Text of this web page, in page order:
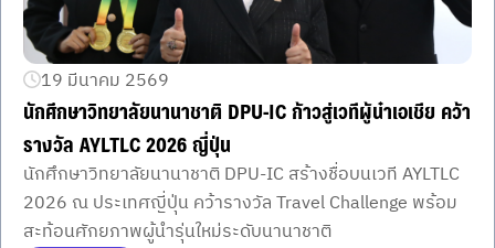
19 มีนาคม 2569
นักศึกษาวิทยาลัยนานาชาติ DPU-IC ก้าวสู่เวทีผู้นำเอเชีย คว้า
รางวัล AYLTLC 2026 ญี่ปุ่น
นักศึกษาวิทยาลัยนานาชาติ DPU-IC สร้างชื่อบนเวที AYLTLC
2026 ณ ประเทศญี่ปุ่น คว้ารางวัล Travel Challenge พร้อม
สะท้อนศักยภาพผู้นำรุ่นใหม่ระดับนานาชาติ